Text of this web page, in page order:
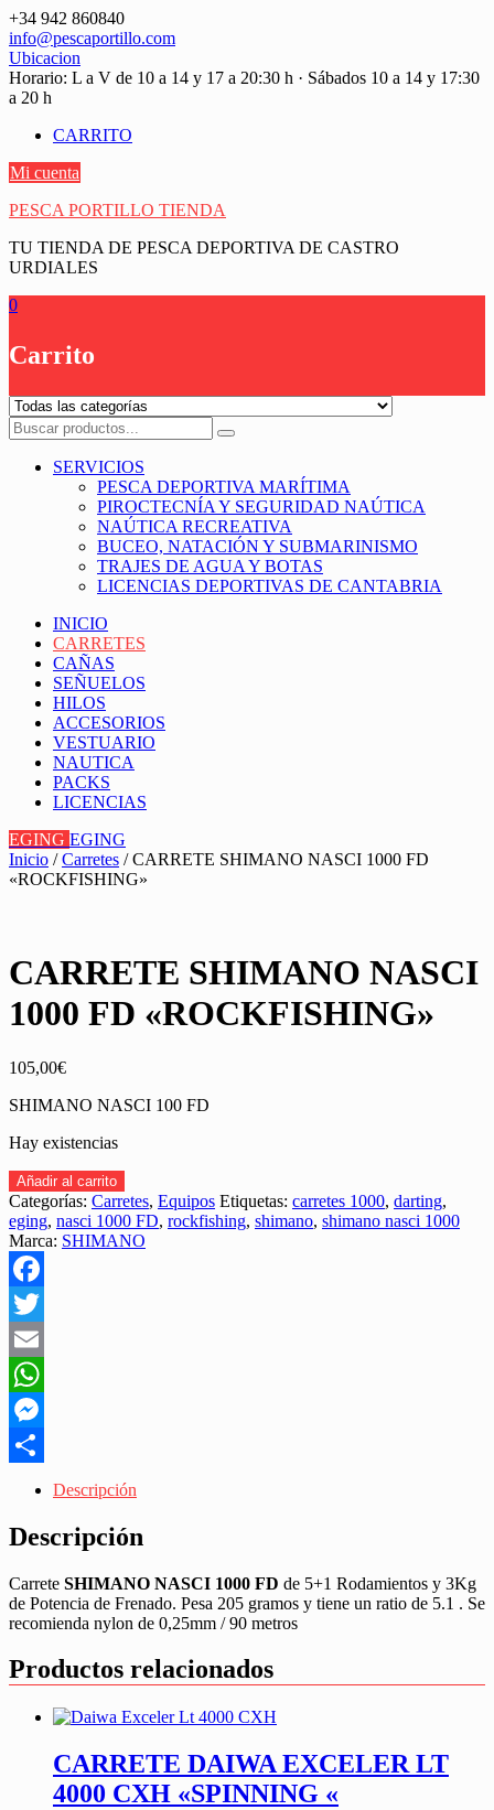
Saltar
contenido
+34 942 860840
info@pescaportillo.com
Ubicacion
Horario: L a V de 10 a 14 y 17 a 20:30 h · Sábados 10 a 14 y 17:30
a 20 h
CARRITO
Mi cuenta
PESCA PORTILLO TIENDA
TU TIENDA DE PESCA DEPORTIVA DE CASTRO
URDIALES
0
Carrito
SERVICIOS
PESCA DEPORTIVA MARÍTIMA
PIROCTECNÍA Y SEGURIDAD NAÚTICA
NAÚTICA RECREATIVA
BUCEO, NATACIÓN Y SUBMARINISMO
TRAJES DE AGUA Y BOTAS
LICENCIAS DEPORTIVAS DE CANTABRIA
INICIO
CARRETES
CAÑAS
SEÑUELOS
HILOS
ACCESORIOS
VESTUARIO
NAUTICA
PACKS
LICENCIAS
EGING EGING
Inicio /Carretes / CARRETE SHIMANO NASCI 1000 FD
«ROCKFISHING»
CARRETE SHIMANO NASCI
1000 FD «ROCKFISHING»
105,00€
SHIMANO NASCI 100 FD
Hay existencias
CARRETE
SHIMANO
NASCI
1000
FD
"ROCKFISHING"
cantidad
Añadir al carrito
Categorías: Carretes, Equipos Etiquetas: carretes 1000, darting,
eging, nasci 1000 FD, rockfishing, shimano, shimano nasci 1000
Marca: SHIMANO
Facebook
Twitter
Email
WhatsApp
Messenger
Descripción
Descripción
Carrete SHIMANO NASCI 1000 FD de 5+1 Rodamientos y 3Kg
de Potencia de Frenado. Pesa 205 gramos y tiene un ratio de 5.1 . Se
recomienda nylon de 0,25mm / 90 metros
Productos relacionados
CARRETE DAIWA EXCELER LT
4000 CXH «SPINNING «